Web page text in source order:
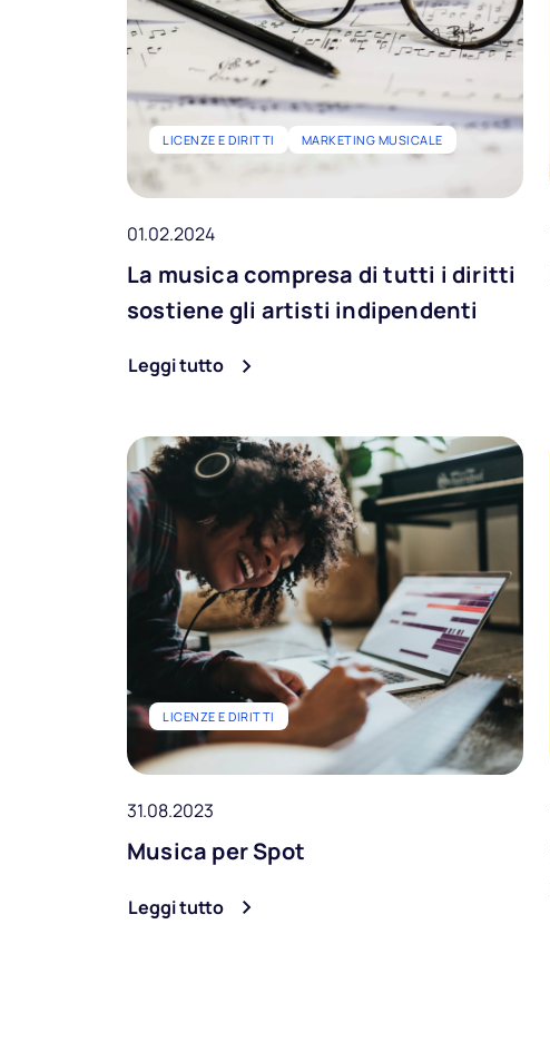
Musica
LICENZE E DIRITTI MARKETING MUSICALE
01.02.2024
La musica compresa di tutti i diritti
sostiene gli artisti indipendenti
Leggi tutto
LICENZE E DIRITTI
31.08.2023
Musica per Spot
Leggi tutto